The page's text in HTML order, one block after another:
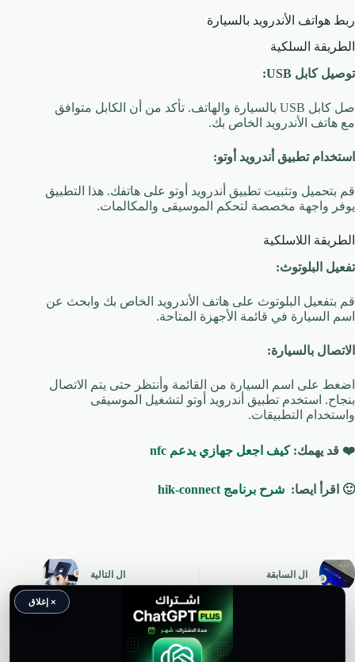
ربط هواتف الأندرويد بالسيارة
الطريقة السلكية
توصيل كابل USB:
صل كابل USB بالسيارة والهاتف. تأكد من أن الكابل متوافق
مع هاتف الأندرويد الخاص بك.
استخدام تطبيق أندرويد أوتو:
قم بتحميل وتثبيت تطبيق أندرويد أوتو على هاتفك. هذا التطبيق
يوفر واجهة مخصصة لتحكم الموسيقى والمكالمات.
الطريقة اللاسلكية
تفعيل البلوتوث:
قم بتفعيل البلوتوث على هاتف الأندرويد الخاص بك وابحث عن
اسم السيارة في قائمة الأجهزة المتاحة.
الاتصال بالسيارة:
اضغط على اسم السيارة من القائمة وأنتظر حتى يتم الاتصال
بنجاح. استخدم تطبيق أندرويد أوتو لتشغيل الموسيقى
واستخدام التطبيقات.
❤️ قد يهمك:كيف اجعل جهازي يدعم nfc
🙂 اقرأ ايصا: شرح برنامج hik-connect
ال السابقة ال التالية
× إغلاق